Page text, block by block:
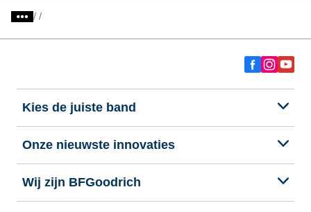
/
Kies de juiste band
Onze nieuwste innovaties
Wij zijn BFGoodrich